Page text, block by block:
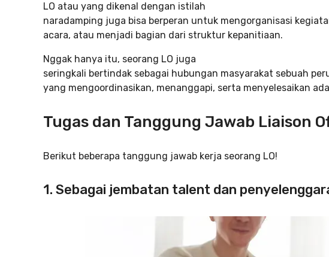
LO atau yang dikenal dengan istilah
naradamping juga bisa berperan untuk mengorganisasi
acara, atau menjadi bagian dari struktur kepanitiaan.
Nggak hanya itu, seorang LO juga
seringkali bertindak sebagai hubungan masyarakat sebuah
yang mengoordinasikan, menanggapi, serta menyelesaikan
Tugas dan Tanggung Jawab Liaison
Berikut beberapa tanggung jawab kerja seorang LO!
1. Sebagai jembatan talent dan